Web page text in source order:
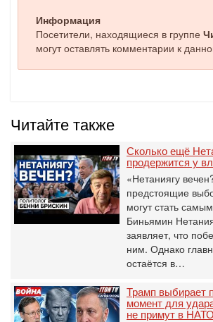
Информация
Посетители, находящиеся в группе
могут оставлять комментарии к
Читайте также
Сколько ещё
продержится у
«Нетаниягу
предстоящие
могут стать
Биньямин
заявляет, что
ним. Однако
остаётся в…
Трамп выбирает
момент для
не примут в